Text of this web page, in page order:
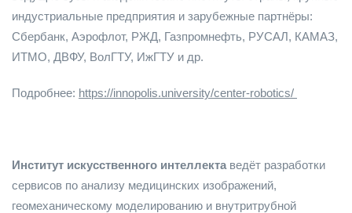
индустриальные предприятия и зарубежные партнёры:
Сбербанк, Аэрофлот, РЖД, Газпромнефть, РУСАЛ, КАМАЗ,
ИТМО, ДВФУ, ВолГТУ, ИжГТУ и др.
Подробнее: https://innopolis.university/center-robotics/
Институт искусственного интеллекта ведёт разработки
сервисов по анализу медицинских изображений,
геомеханическому моделированию и внутритрубной